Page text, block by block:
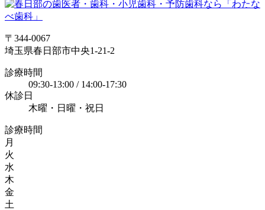
〒344-0067
埼玉県春日部市中央1-21-2
診療時間
09:30-13:00 / 14:00-17:30
休診日
木曜・日曜・祝日
診療時間
月
火
水
木
金
土